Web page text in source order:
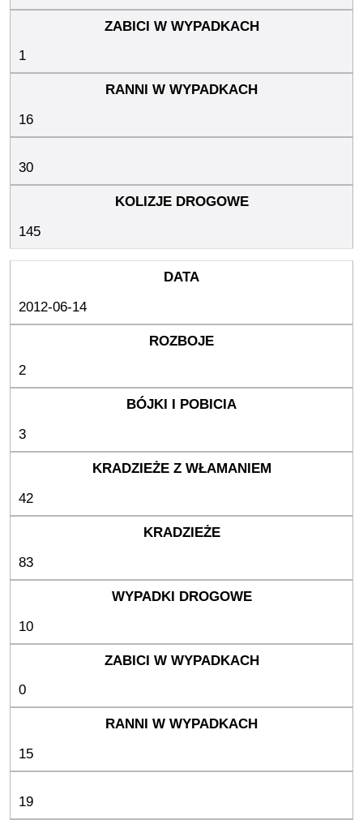
1
16
30
145
2012-06-14
2
3
42
83
10
0
15
19